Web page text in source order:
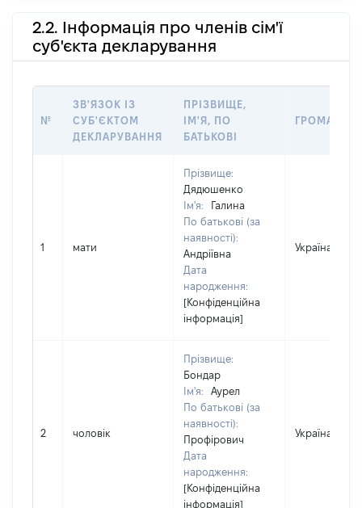
2.2. Інформація про членів сім'ї
суб'єкта декларування
№
ЗВ'ЯЗОК ІЗ
СУБ'ЄКТОМ
ДЕКЛАРУВАННЯ
ПРІЗВИЩЕ,
ІМ'Я, ПО
БАТЬКОВІ
1 мати
Прізвище:
Дядюшенко
Ім'я:
Галина
По батькові (за
наявності):
Андріївна
Дата
народження:
[Конфіденційна
інформація]
Україна
2 чоловік
Прізвище:
Бондар
Ім'я:
Аурел
По батькові (за
наявності):
Профірович
Дата
народження:
[Конфіденційна
інформація]
Україна